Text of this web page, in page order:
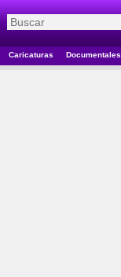
Caricaturas Documentales